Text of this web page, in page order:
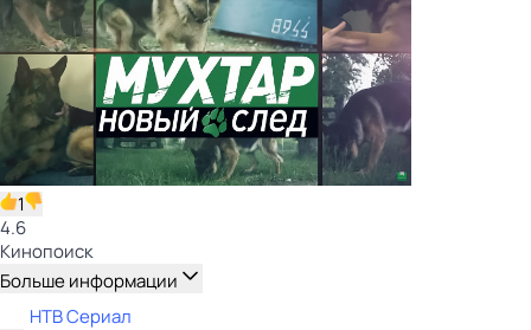
1
4.6
Кинопоиск
Больше информации
НТВ Сериал